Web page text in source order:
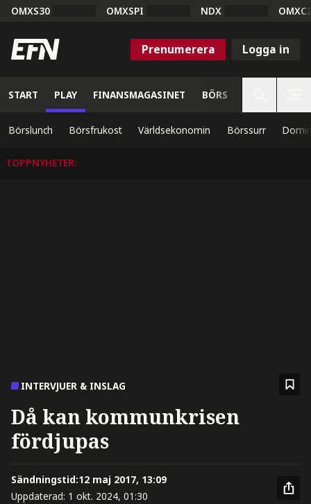
OMXS30 OMXSPI NDX
Prenumerera Logga in
START PLAY FINANSMAGASINET BÖRS
Börslunch Börsfrukost Världsekonomin Börssurr
TOPPNYHETER:
INTERVJUER & INSLAG
Då kan kommunkrisen
fördjupas
Sändningstid:12 maj 2017, 13:09
Uppdaterad: 1 okt. 2024, 01:30